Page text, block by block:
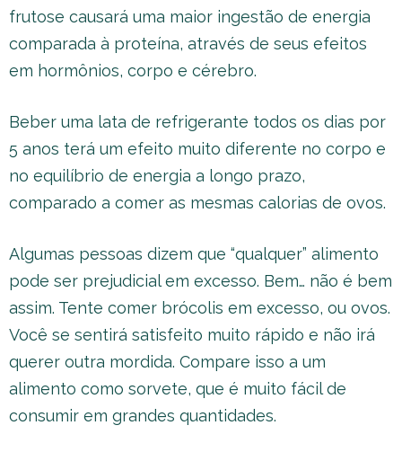
frutose causará uma maior ingestão de energia
comparada à proteína, através de seus efeitos
em hormônios, corpo e cérebro.
Beber uma lata de refrigerante todos os dias por
5 anos terá um efeito muito diferente no corpo e
no equilíbrio de energia a longo prazo,
comparado a comer as mesmas calorias de ovos.
Algumas pessoas dizem que “qualquer” alimento
pode ser prejudicial em excesso. Bem… não é bem
assim. Tente comer brócolis em excesso, ou ovos.
Você se sentirá satisfeito muito rápido e não irá
querer outra mordida. Compare isso a um
alimento como sorvete, que é muito fácil de
consumir em grandes quantidades.